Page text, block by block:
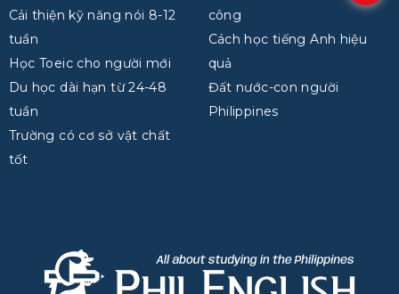
Cải thiện kỹ năng nói 8-12
tuần
Học Toeic cho người mới
Du học dài hạn từ 24-48
tuần
Trường có cơ sở vật chất
tốt
công
Cách học tiếng Anh hiệu
quả
Đất nước-con người
Philippines